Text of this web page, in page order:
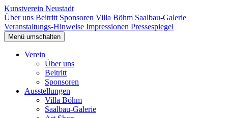
Kunstverein Neustadt
Über uns Beitritt Sponsoren Villa Böhm Saalbau-Galerie
Veranstaltungs-Hinweise Impressionen Pressespiegel
Menü umschalten
Verein
Über uns
Beitritt
Sponsoren
Ausstellungen
Villa Böhm
Saalbau-Galerie